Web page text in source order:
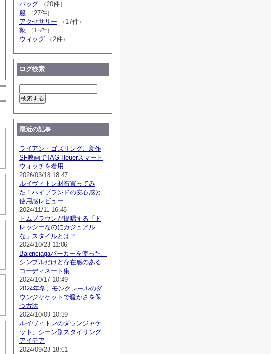
バッグ （20件）
服 （27件）
アクセサリー （17件）
靴 （15件）
ウィッグ （2件）
ログ検索
最近の記事
ライアン・ゴズリング、新作
SF映画でTAG Heuerスマート
ウォッチを着用
2026/03/18 18:47
ルイヴィトン財布買ってみ
た！ハイブランドの安心感と
使用感レビュー
2024/11/11 16:46
トムブラウンが提唱する「ド
レッシーなのにカジュアル
な」スタイルとは？
2024/10/23 11:06
Balenciagaパーカーを使った、
シンプルだけど存在感のある
コーディネート集
2024/10/17 10:49
2024年冬、モンクレールのダ
ウンジャケットで暖かさを保
つ方法
2024/10/09 10:39
ルイヴィトンのダウンジャケ
ット、シーン別スタイリング
アイデア
2024/09/28 18:01